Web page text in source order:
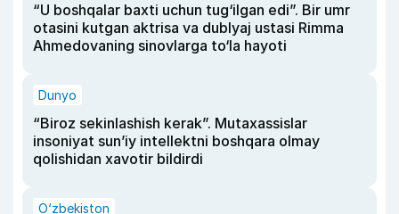
“U boshqalar baxti uchun tug‘ilgan edi”. Bir umr
otasini kutgan aktrisa va dublyaj ustasi Rimma
Ahmedovaning sinovlarga to‘la hayoti
Dunyo
“Biroz sekinlashish kerak”. Mutaxassislar
insoniyat sun’iy intellektni boshqara olmay
qolishidan xavotir bildirdi
O‘zbekiston